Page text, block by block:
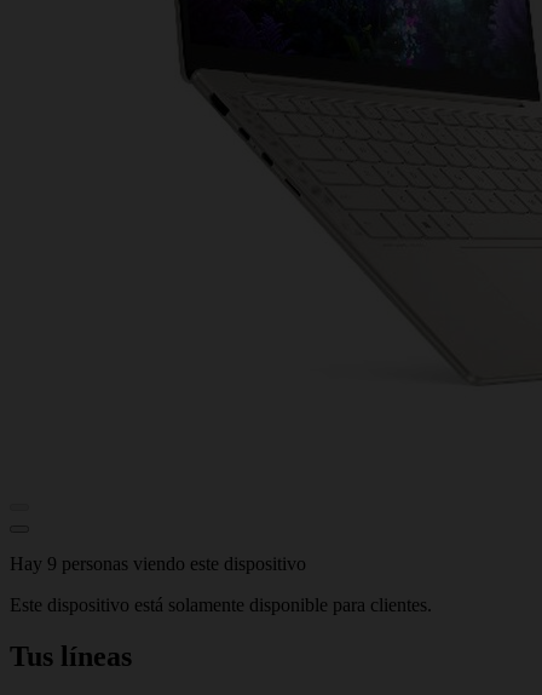
Hay 9 personas viendo este dispositivo
Este dispositivo está solamente disponible para clientes.
Tus líneas